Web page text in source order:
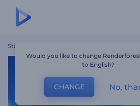
Startseite
Would you like to change
to English?
CHANGE No,